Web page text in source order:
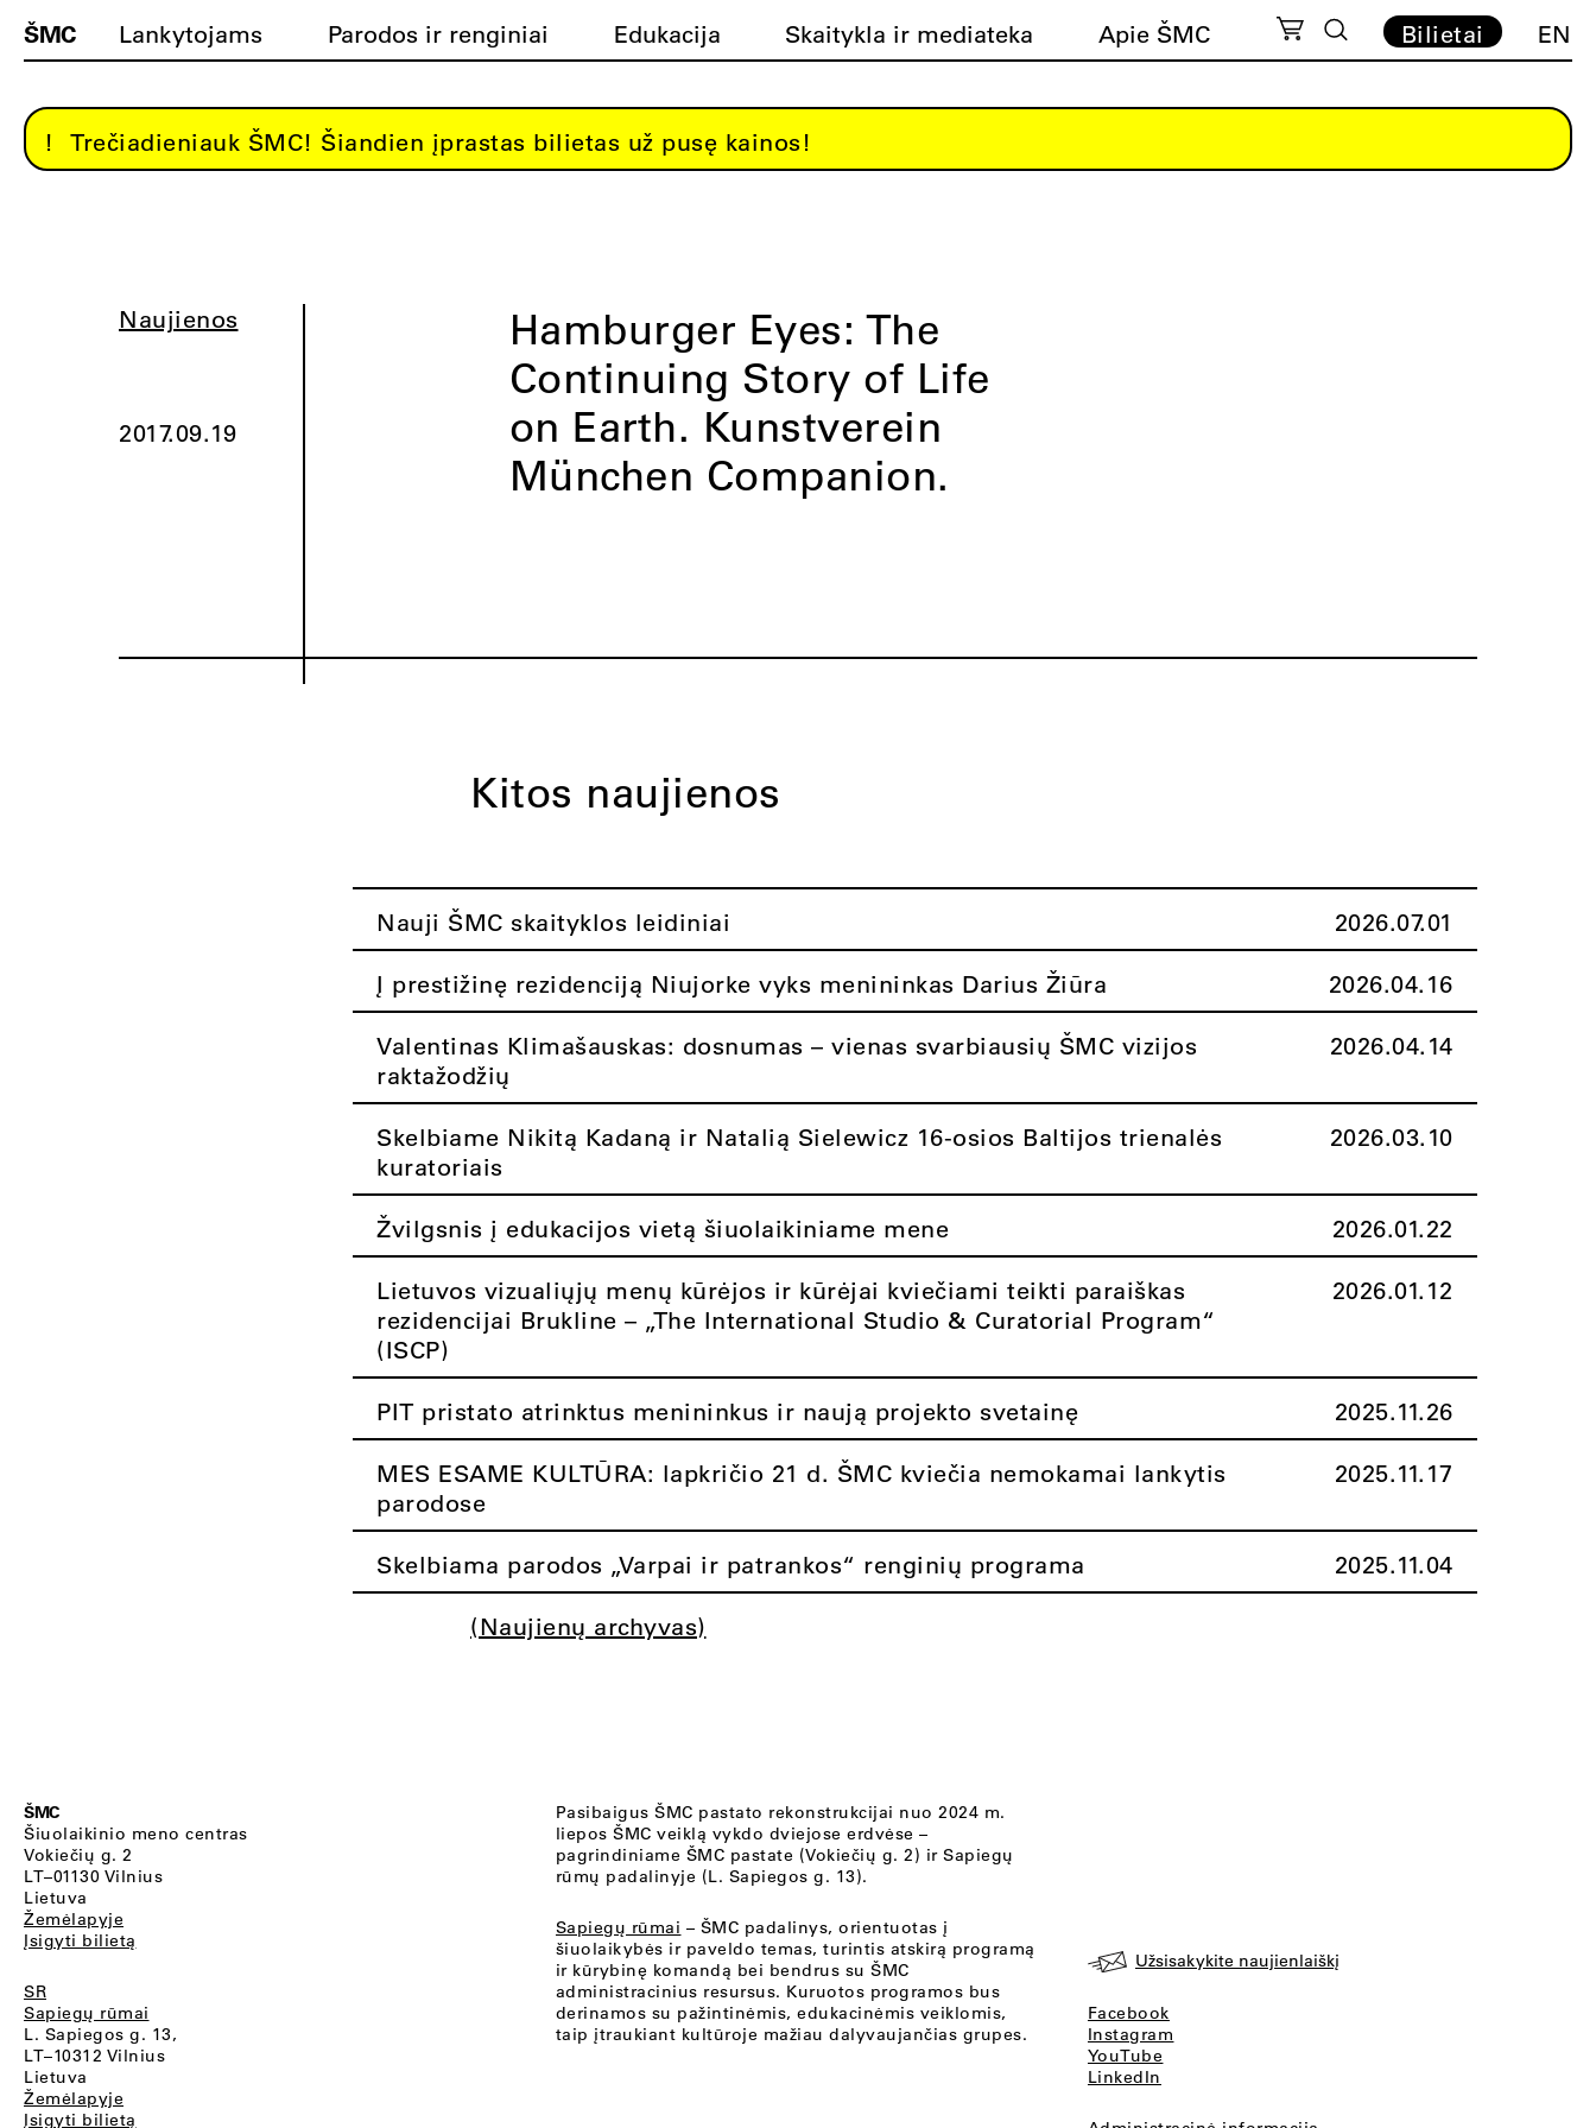
ŠMC Lankytojams Parodos ir renginiai Edukacija Skaitykla ir mediateka Apie ŠMC Bilietai EN
Trečiadieniauk ŠMC! Šiandien įprastas bilietas už pusę kainos!
Naujienos
2017.09.19
Hamburger Eyes: The
Continuing Story of Life
on Earth. Kunstverein
München Companion.
Kitos naujienos
Nauji ŠMC skaityklos leidiniai 2026.07.01
Į prestižinę rezidenciją Niujorke vyks menininkas Darius Žiūra 2026.04.16
Valentinas Klimašauskas: dosnumas – vienas svarbiausių ŠMC vizijos
raktažodžių
2026.04.14
Skelbiame Nikitą Kadaną ir Natalią Sielewicz 16-osios Baltijos trienalės
kuratoriais
2026.03.10
Žvilgsnis į edukacijos vietą šiuolaikiniame mene 2026.01.22
Lietuvos vizualiųjų menų kūrėjos ir kūrėjai kviečiami teikti paraiškas
rezidencijai Brukline – „The International Studio & Curatorial Program“
(ISCP)
2026.01.12
PIT pristato atrinktus menininkus ir naują projekto svetainę 2025.11.26
MES ESAME KULTŪRA: lapkričio 21 d. ŠMC kviečia nemokamai lankytis
parodose
2025.11.17
Skelbiama parodos „Varpai ir patrankos“ renginių programa 2025.11.04
(Naujienų archyvas)
ŠMC
Šiuolaikinio meno centras
Vokiečių g. 2
LT–01130 Vilnius
Lietuva
Žemėlapyje
Įsigyti bilietą
SR
Sapiegų rūmai
L. Sapiegos g. 13,
LT–10312 Vilnius
Lietuva
Žemėlapyje
Įsigyti bilietą
Pasibaigus ŠMC pastato rekonstrukcijai nuo 2024 m.
liepos ŠMC veiklą vykdo dviejose erdvėse –
pagrindiniame ŠMC pastate (Vokiečių g. 2) ir Sapiegų
rūmų padalinyje (L. Sapiegos g. 13).
Sapiegų rūmai – ŠMC padalinys, orientuotas į
šiuolaikybės ir paveldo temas, turintis atskirą programą
ir kūrybinę komandą bei bendrus su ŠMC
administracinius resursus. Kuruotos programos bus
derinamos su pažintinėmis, edukacinėmis veiklomis,
taip įtraukiant kultūroje mažiau dalyvaujančias grupes.
Užsisakykite naujienlaiškį
Facebook
Instagram
YouTube
LinkedIn